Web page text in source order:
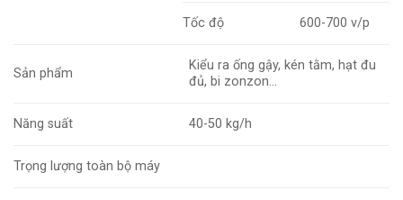
Tốc độ 600-700 v/p
Sản phẩm
Kiểu ra ống gậy, kén tằm, hạt đu
đủ, bi zonzon…
Năng suất 40-50 kg/h
Trọng lượng toàn bộ máy